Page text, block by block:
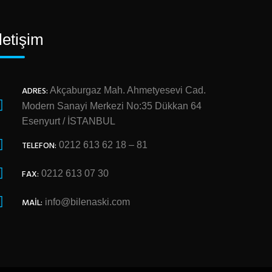
ADRES: Akçaburgaz Mah. Ahmetyesevi Cad.
Modern Sanayi Merkezi No:35 Dükkan 64
Esenyurt / İSTANBUL
TELEFON: 0212 613 62 18 – 81
FAX: 0212 613 07 30
MAIL: info@bilenaski.com